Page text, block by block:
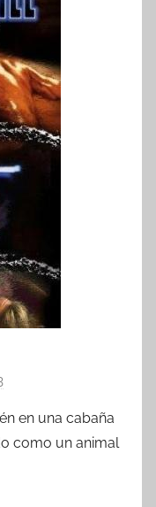
r
en una cabaña
como un animal